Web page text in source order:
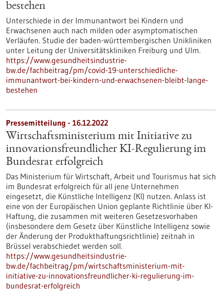
bestehen
Unterschiede in der Immunantwort bei Kindern und
Erwachsenen auch nach milden oder asymptomatischen
Verläufen. Studie der baden-württembergischen Unikliniken
unter Leitung der Universitätskliniken Freiburg und Ulm.
https://www.gesundheitsindustrie-
bw.de/fachbeitrag/pm/covid-19-unterschiedliche-
immunantwort-bei-kindern-und-erwachsenen-bleibt-lange-
bestehen
Pressemitteilung - 16.12.2022
Wirtschaftsministerium mit Initiative zu
innovationsfreundlicher KI-Regulierung im
Bundesrat erfolgreich
Das Ministerium für Wirtschaft, Arbeit und Tourismus hat sich
im Bundesrat erfolgreich für all jene Unternehmen
eingesetzt, die Künstliche Intelligenz (KI) nutzen. Anlass ist
eine von der Europäischen Union geplante Richtlinie über KI-
Haftung, die zusammen mit weiteren Gesetzesvorhaben
(insbesondere dem Gesetz über Künstliche Intelligenz sowie
der Änderung der Produkthaftungsrichtlinie) zeitnah in
Brüssel verabschiedet werden soll.
https://www.gesundheitsindustrie-
bw.de/fachbeitrag/pm/wirtschaftsministerium-mit-
initiative-zu-innovationsfreundlicher-ki-regulierung-im-
bundesrat-erfolgreich